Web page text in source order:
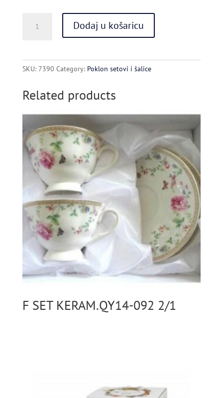
Dodaj u košaricu
SKU: 7390 Category: Poklon setovi i šalice
Related products
F SET KERAM.QY14-092 2/1